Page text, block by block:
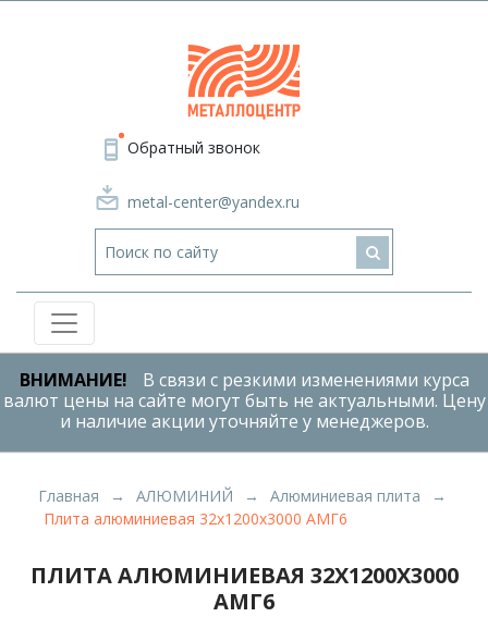
Обратный звонок
metal-center@yandex.ru
ВНИМАНИЕ!
В связи с резкими изменениями курса
валют цены на сайте могут быть не актуальными. Цену
и наличие акции уточняйте у менеджеров.
Главная АЛЮМИНИЙ
Алюминиевая плита
Плита алюминиевая 32х1200х3000 АМГ6
ПЛИТА АЛЮМИНИЕВАЯ 32Х1200Х3000
АМГ6